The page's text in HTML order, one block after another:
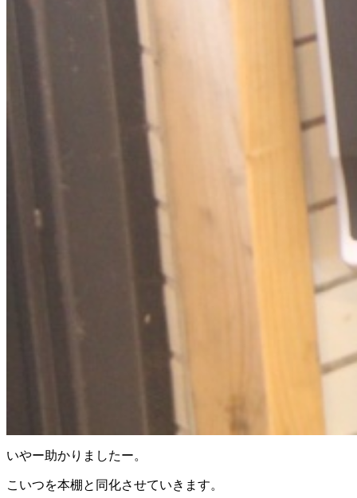
いやー助かりましたー。
こいつを本棚と同化させていきます。